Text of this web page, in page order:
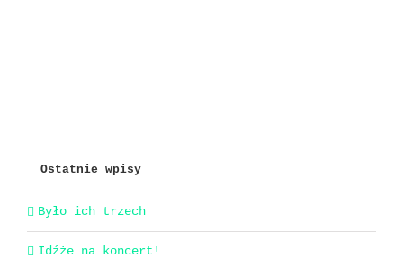
Ostatnie wpisy
Było ich trzech
Idźże na koncert!